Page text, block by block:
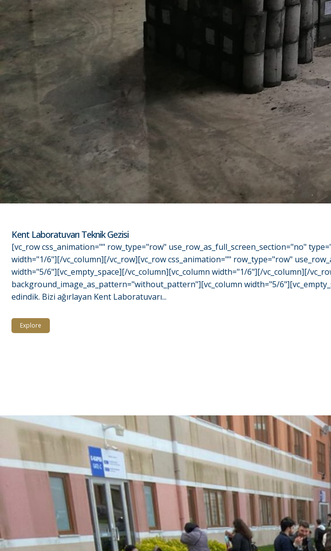
Kent Laboratuvarı Teknik Gezisi
[vc_row css_animation="" row_type="row" use_row_as_full_screen_section="no"
width="1/6"][/vc_column][/vc_row][vc_row css_animation="" row_type="row"
width="5/6"][vc_empty_space][/vc_column][vc_column width="1/6"][/vc_column][/
background_image_as_pattern="without_pattern"][vc_column width="5/
edindik. Bizi ağırlayan Kent Laboratuvarı...
Explore